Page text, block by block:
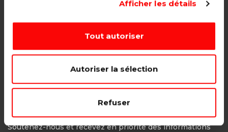
Afficher les détails
Tout autoriser
Autoriser la sélection
Refuser
CHOISIR →
Soutenez-nous et recevez en priorité des informations